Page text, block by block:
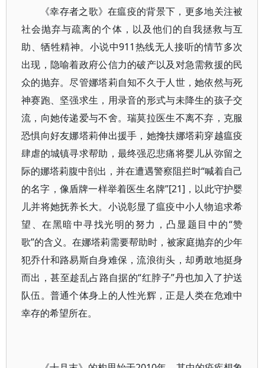
《幸存者之歌》在瘟疫的背景下，更多地关注被
社会抛弃与疏离的个体，以及他们的自我拯救与互
助、牺牲精神。小说中911热线无人接听的情节多次
出现，隐喻着政府公信力的破产以及对急需救援的民
众的抛弃。尽管娜塔莉自知不久于人世，她依然与死
神赛跑、坚强求生，用录音的形式与未降生的孩子交
流，向她传递爱与不舍。瑞莫拉医生不离不弃，克服
恐惧向好友娜塔莉伸出援手，她搀扶娜塔莉穿越瘟疫
肆虐的城镇寻求帮助，最终强忍悲痛将婴儿从弥留之
际的娜塔莉腹中剖出，并在遭遇警察阻拦时“喊着自己
的名字，像盾牌一样举着医生名牌”[21]，以此守护婴
儿并将她抚养长大。小说彰显了瘟疫中小人物追求希
望、在黑暗中寻找光明的努力，凸显题目中的“赞
歌”的含义。在娜塔莉需要帮助时，被家庭抛弃的少年
犯乔什和路易斯自身难保，流浪街头，却勇敢地挺身
而出，甚至趁乱占路自据的“红脖子”丹也加入了护送
队伍。普通个体身上的人性光辉，正是人类在危难中
幸存的希望所在。